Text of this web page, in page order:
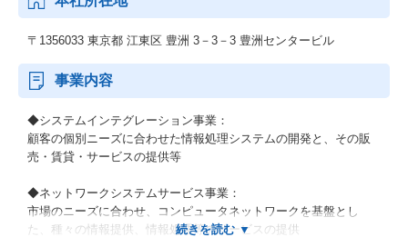
〒1356033 東京都 江東区 豊洲 3－3－3 豊洲センタービル
事業内容
◆システムインテグレーション事業：
顧客の個別ニーズに合わせた情報処理システムの開発と、その販
売・賃貸・サービスの提供等
◆ネットワークシステムサービス事業：
市場のニーズに合わせ、コンピュータネットワークを基盤とし
た、種々の情報提供、情報処理等のサービスの提供